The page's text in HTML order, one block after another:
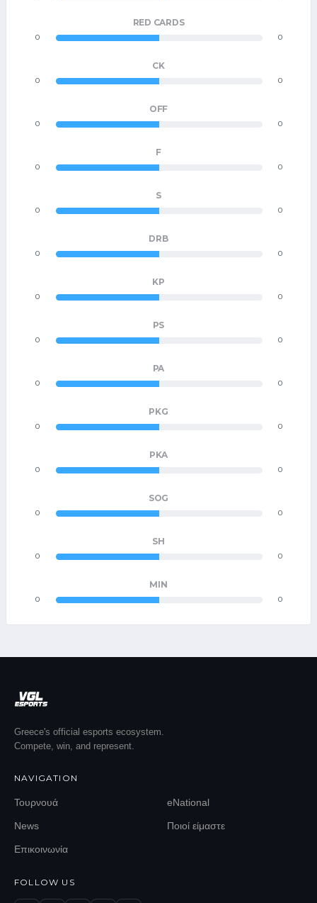
RED CARDS
0 0
CK
0 0
OFF
0 0
F
0 0
S
0 0
DRB
0 0
KP
0 0
PS
0 0
PA
0 0
PKG
0 0
PKA
0 0
SOG
0 0
SH
0 0
MIN
0 0
Greece's official esports ecosystem.
Compete, win, and represent.
NAVIGATION
Τουρνουά eNational
News Ποιοί είμαστε
Επικοινωνία
FOLLOW US